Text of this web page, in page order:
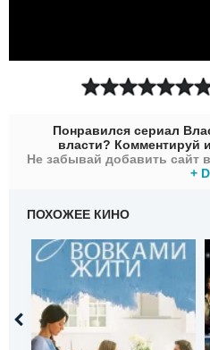
Понравился сериал
власти? Комментируй
Не забывай добавить сайт
+ D
ПОХОЖЕЕ КИНО